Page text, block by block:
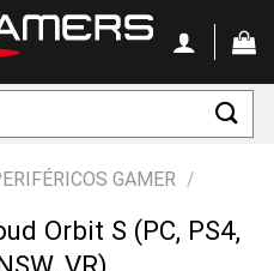
GAMER /
Orbit S (PC, PS4,